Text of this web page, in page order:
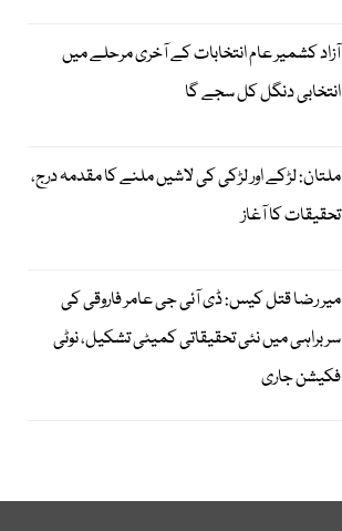
آزاد کشمیر عام انتخابات کے آخری مرحلے میں
انتخابی دنگل کل سجے گا
ملتان: لڑکے اور لڑکی کی لاشیں ملنے کا مقدمہ درج،
تحقیقات کا آغاز
میر رضا قتل کیس: ڈی آئی جی عامر فاروقی کی
سربراہی میں نئی تحقیقاتی کمیٹی تشکیل، نوٹی
فکیشن جاری